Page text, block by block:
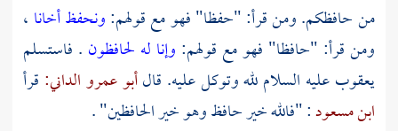
من حافظكم. ومن قرأ: "حفظا" فهو مع قولهم:ونحفظ أخانا ،
ومن قرأ: "حافظا" فهو مع قولهم: وإنا له لحافظون . فاستسلم
يعقوبعليه السلام لله وتوكل عليه. قالأبو عمرو الداني: قرأ
ابن مسعود: "فالله خير حافظ وهو خير الحافظين" .